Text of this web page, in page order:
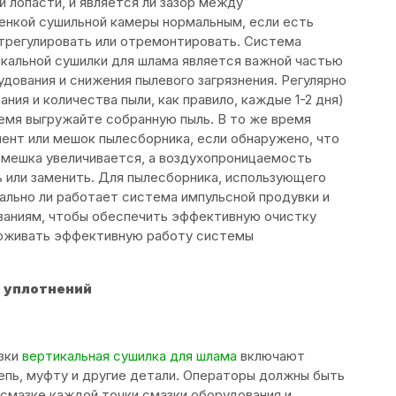
сушильной камеры нормальным, если есть
или отремонтировать. Система
сушилки для шлама является важной частью
и снижения пылевого загрязнения. Регулярно
и количества пыли, как правило, каждые 1-2 дня)
выгружайте собранную пыль. В то же время
или мешок пылесборника, если обнаружено, что
увеличивается, а воздухопроницаемость
заменить. Для пылесборника, использующего
ли работает система импульсной продувки и
чтобы обеспечить эффективную очистку
эффективную работу системы
вертикальная сушилка для шлама включают
муфту и другие детали. Операторы должны быть